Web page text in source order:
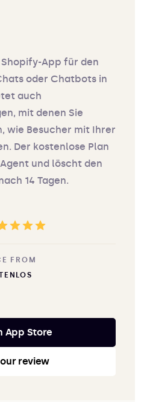
App für den
oder Chatbots in
auch
mit denen Sie
wie Besucher mit Ihrer
Der kostenlose Plan
und löscht den
14 Tagen.
FROM
App Store
our review